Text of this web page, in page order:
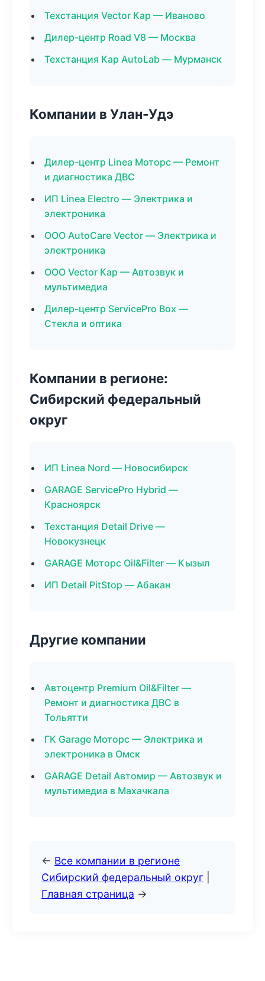
Техстанция Vector Кар — Иваново
Дилер-центр Road V8 — Москва
Техстанция Кар AutoLab — Мурманск
Компании в Улан-Удэ
Дилер-центр Linea Моторс — Ремонт
и диагностика ДВС
ИП Linea Electro — Электрика и
электроника
ООО AutoCare Vector — Электрика и
электроника
ООО Vector Кар — Автозвук и
мультимедиа
Дилер-центр ServicePro Box —
Стекла и оптика
Компании в регионе:
Сибирский федеральный
округ
ИП Linea Nord — Новосибирск
GARAGE ServicePro Hybrid —
Красноярск
Техстанция Detail Drive —
Новокузнецк
GARAGE Моторс Oil&Filter — Кызыл
ИП Detail PitStop — Абакан
Другие компании
Автоцентр Premium Oil&Filter —
Ремонт и диагностика ДВС в
Тольятти
ГК Garage Моторс — Электрика и
электроника в Омск
GARAGE Detail Автомир — Автозвук и
мультимедиа в Махачкала
← Все компании в регионе
Сибирский федеральный округ
Главная страница →